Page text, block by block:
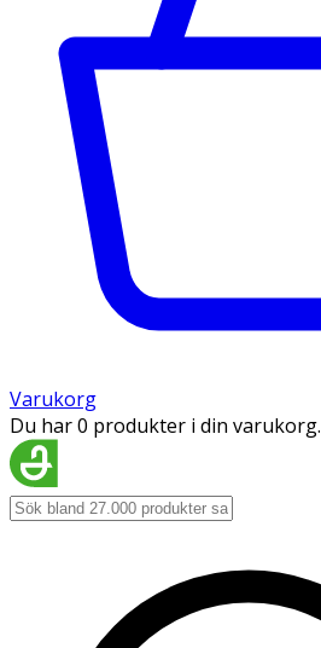
Varukorg
Du har 0 produkter i din varukorg.